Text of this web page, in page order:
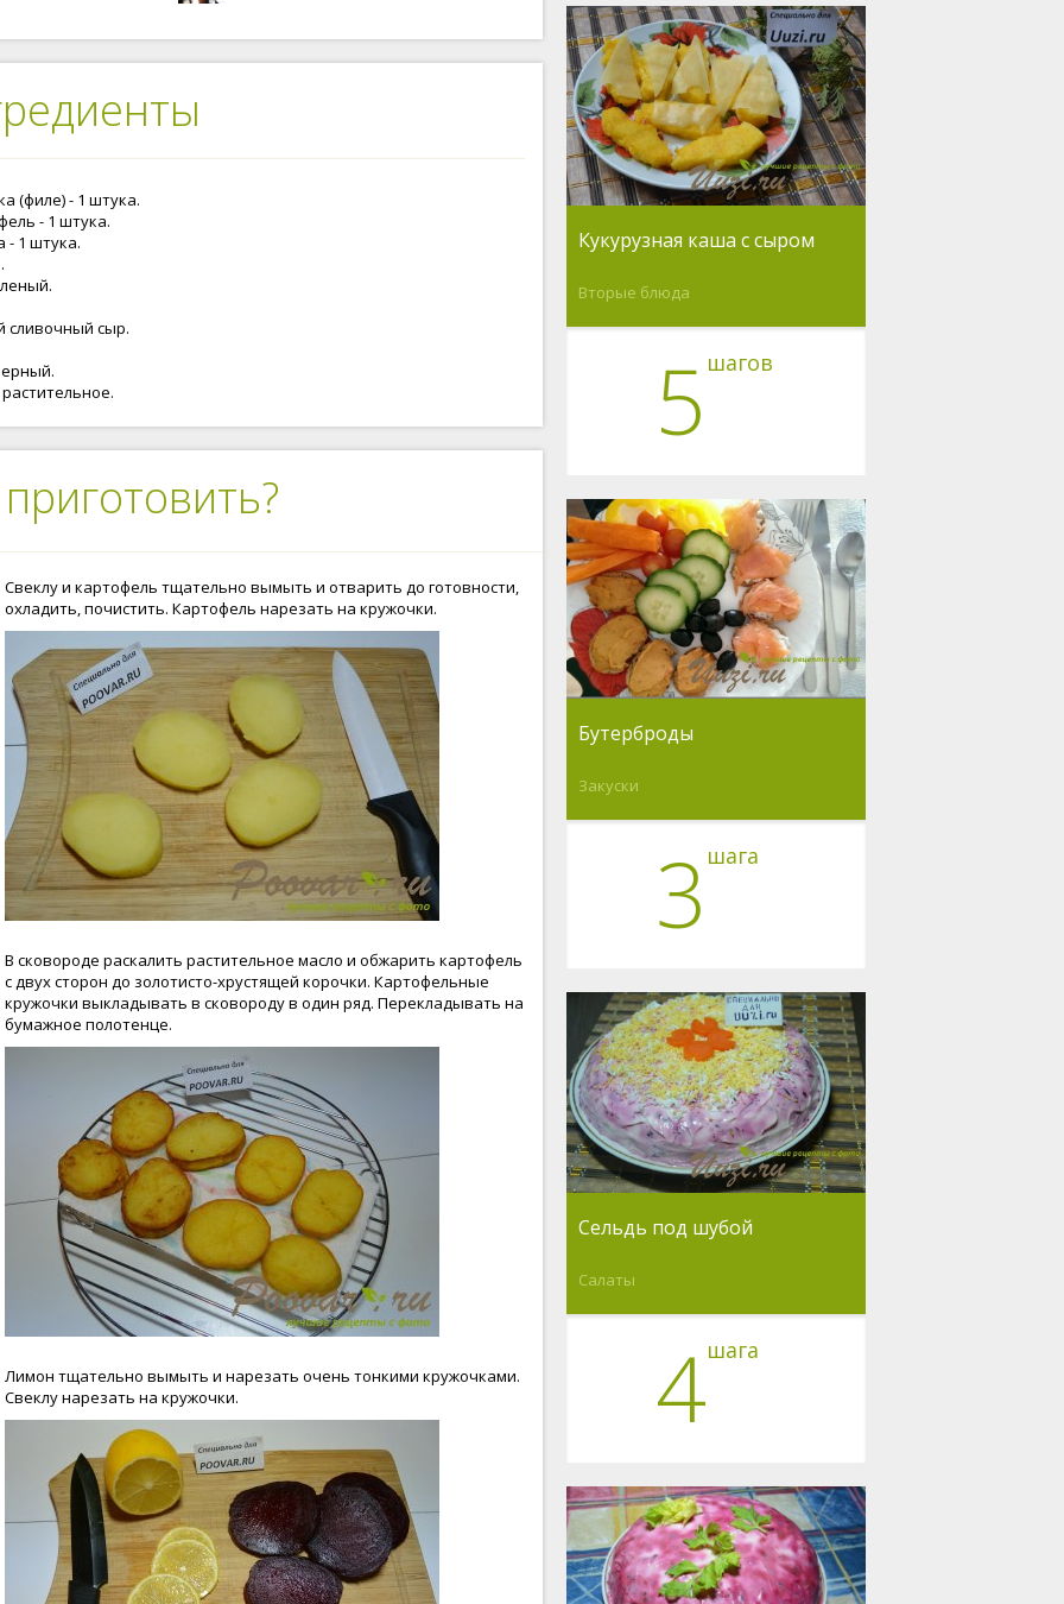
(филе) - 1 штука.
- 1 штука.
- 1 штука.
сливочный сыр.
Свеклу и картофель тщательно вымыть и отварить до готовности,
охладить, почистить. Картофель нарезать на кружочки.
В сковороде раскалить растительное масло и обжарить картофель
с двух сторон до золотисто-хрустящей корочки. Картофельные
кружочки выкладывать в сковороду в один ряд. Перекладывать на
бумажное полотенце.
Лимон тщательно вымыть и нарезать очень тонкими кружочками.
Свеклу нарезать на кружочки.
Кукурузная каша с сыром
Вторые блюда
5 шагов
Бутерброды
Закуски
3 шага
Сельдь под шубой
Салаты
4шага